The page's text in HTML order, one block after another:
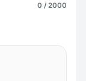
0 / 2000